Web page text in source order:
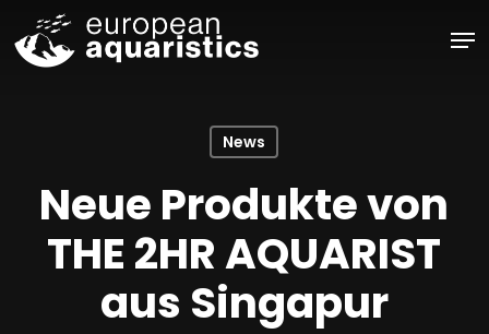
main
News
Neue Produkte von
THE 2HR AQUARIST
aus Singapur